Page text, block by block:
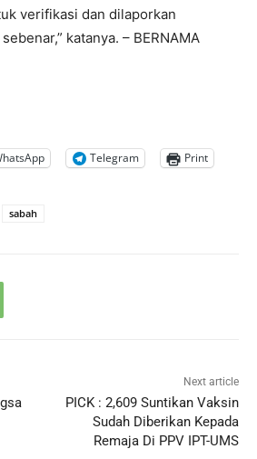
verifikasi dan dilaporkan
katanya. – BERNAMA
Telegram Print
sabah
Next article
PICK : 2,609 Suntikan Vaksin
Sudah Diberikan Kepada
Remaja Di PPV IPT-UMS